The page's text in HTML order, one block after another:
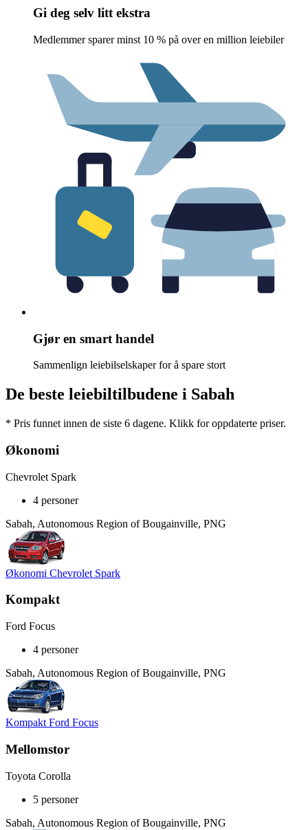
Gi deg selv litt ekstra
Medlemmer sparer minst 10 % på over en million leiebiler
Gjør en smart handel
Sammenlign leiebilselskaper for å spare stort
De beste leiebiltilbudene i Sabah
* Pris funnet innen de siste 6 dagene. Klikk for oppdaterte priser.
Økonomi
Chevrolet Spark
4 personer
Sabah, Autonomous Region of Bougainville, PNG
Økonomi Chevrolet Spark
Kompakt
Ford Focus
4 personer
Sabah, Autonomous Region of Bougainville, PNG
Kompakt Ford Focus
Mellomstor
Toyota Corolla
5 personer
Sabah, Autonomous Region of Bougainville, PNG